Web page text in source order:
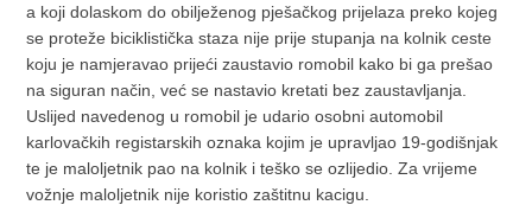
a koji dolaskom do obilježenog pješačkog prijelaza preko kojeg
se proteže biciklistička staza nije prije stupanja na kolnik ceste
koju je namjeravao prijeći zaustavio romobil kako bi ga prešao
na siguran način, već se nastavio kretati bez zaustavljanja.
Uslijed navedenog u romobil je udario osobni automobil
karlovačkih registarskih oznaka kojim je upravljao 19-godišnjak
te je maloljetnik pao na kolnik i teško se ozlijedio. Za vrijeme
vožnje maloljetnik nije koristio zaštitnu kacigu.